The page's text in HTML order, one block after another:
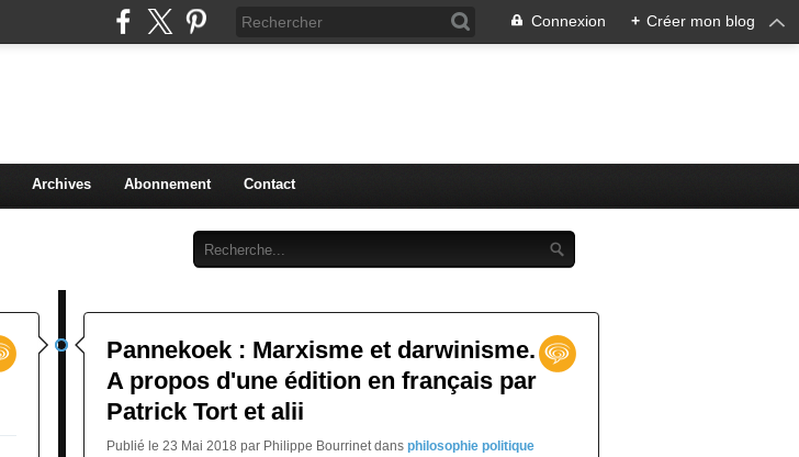
Connexion + Créer mon blog
Archives Abonnement Contact
Pannekoek : Marxisme et darwinisme.
A propos d'une édition en français par
Patrick Tort et alii
Publié le 23 Mai 2018 par Philippe Bourrinetdans philosophie politique